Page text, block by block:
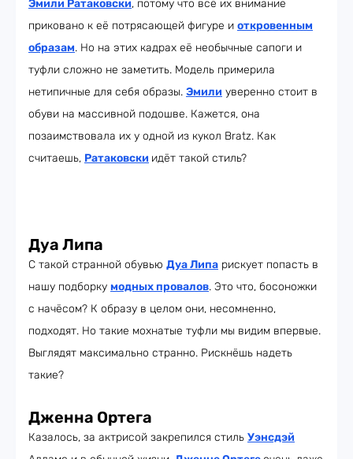
Эмили Ратаковски, потому что всё их внимание
приковано к её потрясающей фигуре и откровенным
образам. Но на этих кадрах её необычные сапоги и
туфли сложно не заметить. Модель примерила
нетипичные для себя образы. Эмили уверенно стоит в
обуви на массивной подошве. Кажется, она
позаимствовала их у одной из кукол Bratz. Как
считаешь, Ратаковски идёт такой стиль?
Дуа Липа
С такой странной обувью Дуа Липа рискует попасть в
нашу подборку модных провалов. Это что, босоножки
с начёсом? К образу в целом они, несомненно,
подходят. Но такие мохнатые туфли мы видим впервые.
Выглядят максимально странно. Рискнёшь надеть
такие?
Дженна Ортега
Казалось, за актрисой закрепился стиль Уэнсдэй